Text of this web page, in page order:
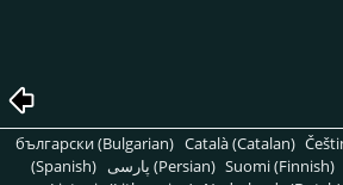
български (Bulgarian) Català (Catalan)
(Spanish)
پارسی (Persian) Suomi (Finnish)